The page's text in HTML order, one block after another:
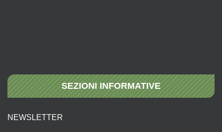
SEZIONI INFORMATIVE
NEWSLETTER